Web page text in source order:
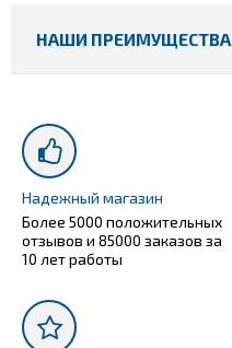
НАШИ ПРЕИМУЩЕСТВА
Надежный магазин
Более 5000 положительных
отзывов и 85000 заказов за
10 лет работы